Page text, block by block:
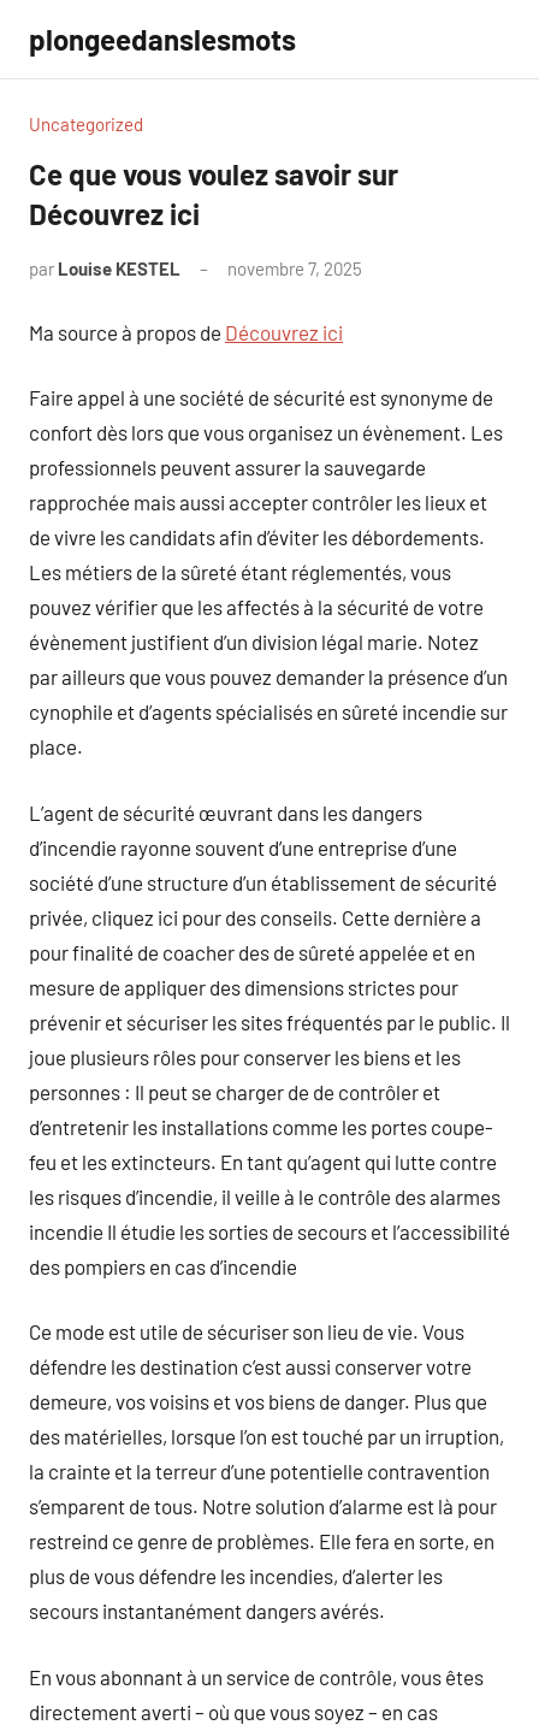
contenu
plongeedanslesmots
Uncategorized
Ce que vous voulez savoir sur
Découvrez ici
par Louise KESTEL novembre 7, 2025
Ma source à propos de Découvrez ici
Faire appel à une société de sécurité est synonyme de
confort dès lors que vous organisez un évènement. Les
professionnels peuvent assurer la sauvegarde
rapprochée mais aussi accepter contrôler les lieux et
de vivre les candidats afin d’éviter les débordements.
Les métiers de la sûreté étant réglementés, vous
pouvez vérifier que les affectés à la sécurité de votre
évènement justifient d’un division légal marie. Notez
par ailleurs que vous pouvez demander la présence d’un
cynophile et d’agents spécialisés en sûreté incendie sur
place.
L’agent de sécurité œuvrant dans les dangers
d’incendie rayonne souvent d’une entreprise d’une
société d’une structure d’un établissement de sécurité
privée, cliquez ici pour des conseils. Cette dernière a
pour finalité de coacher des de sûreté appelée et en
mesure de appliquer des dimensions strictes pour
prévenir et sécuriser les sites fréquentés par le public. Il
joue plusieurs rôles pour conserver les biens et les
personnes : Il peut se charger de de contrôler et
d’entretenir les installations comme les portes coupe-
feu et les extincteurs. En tant qu’agent qui lutte contre
les risques d’incendie, il veille à le contrôle des alarmes
incendie Il étudie les sorties de secours et l’accessibilité
des pompiers en cas d’incendie
Ce mode est utile de sécuriser son lieu de vie. Vous
défendre les destination c’est aussi conserver votre
demeure, vos voisins et vos biens de danger. Plus que
des matérielles, lorsque l’on est touché par un irruption,
la crainte et la terreur d’une potentielle contravention
s’emparent de tous. Notre solution d’alarme est là pour
restreind ce genre de problèmes. Elle fera en sorte, en
plus de vous défendre les incendies, d’alerter les
secours instantanément dangers avérés.
En vous abonnant à un service de contrôle, vous êtes
directement averti – où que vous soyez – en cas